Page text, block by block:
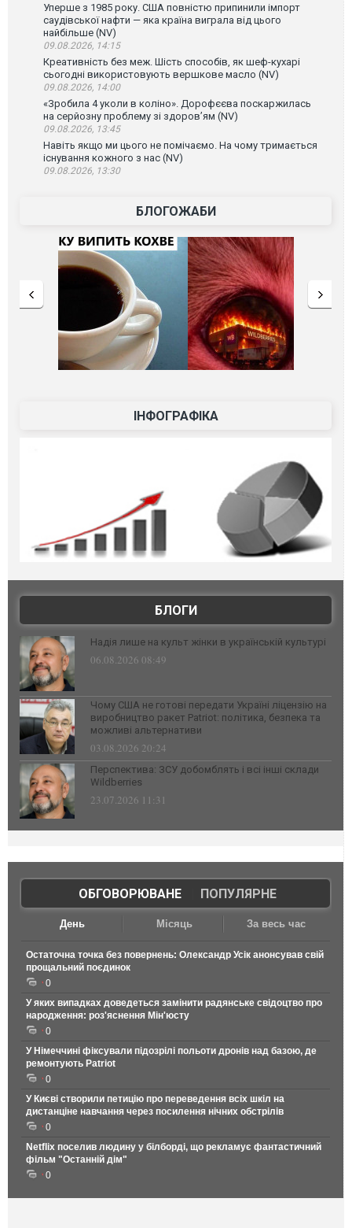
Уперше з 1985 року. США повністю припинили імпорт
саудівської нафти — яка країна виграла від цього
найбільше (NV)
09.08.2026, 14:15
Креативність без меж. Шість способів, як шеф-кухарі
сьогодні використовують вершкове масло (NV)
09.08.2026, 14:00
«Зробила 4 уколи в коліно». Дорофєєва поскаржилась
на серйозну проблему зі здоров’ям (NV)
09.08.2026, 13:45
Навіть якщо ми цього не помічаємо. На чому тримається
існування кожного з нас (NV)
09.08.2026, 13:30
БЛОГОЖАБИ
ІНФОГРАФІКА
БЛОГИ
Надія лише на культ жінки в українській культурі
06.08.2026 08:49
Чому США не готові передати Україні ліцензію на
виробництво ракет Patriot: політика, безпека та
можливі альтернативи
03.08.2026 20:24
Перспектива: ЗСУ добомблять і всі інші склади
Wildberries
23.07.2026 11:31
ОБГОВОРЮВАНЕ| ПОПУЛЯРНЕ
День Місяць За весь час
Остаточна точка без повернень: Олександр Усік анонсував свій
прощальний поєдинок
0
У яких випадках доведеться замінити радянське свідоцтво про
народження: роз'яснення Мін'юсту
0
У Німеччині фіксували підозрілі польоти дронів над базою, де
ремонтують Patriot
0
У Києві створили петицію про переведення всіх шкіл на
дистанціне навчання через посилення нічних обстрілів
0
Netflix поселив людину у білборді, що рекламує фантастичний
фільм "Останній дім"
0